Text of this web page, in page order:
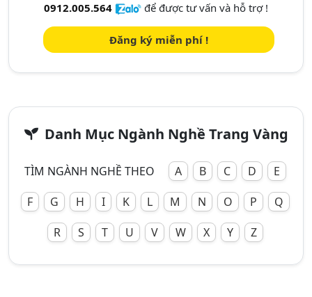
0912.005.564
để được tư vấn và hỗ trợ !
Đăng ký miễn phí !
Danh Mục Ngành Nghề Trang Vàng
TÌM NGÀNH NGHỀ THEO A B C D
E
F
G H I K L M N O P
Q
R
S T U V W X Y Z